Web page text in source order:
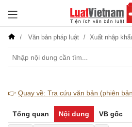
Văn bản pháp luật Xuất nhập
👉 Quay về: Tra cứu văn bản (phiên
Tổng quan Nội dung VB gốc